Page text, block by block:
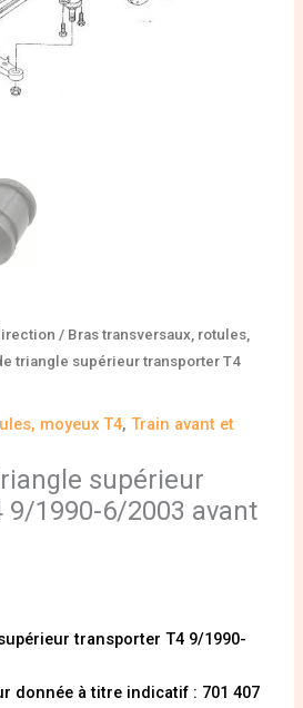
/ Bras transversaux, rotules,
triangle supérieur transporter T4
moyeux T4,Train avant et
supérieur
1990-6/2003 avant
transporter T4 9/1990-
donnée à titre indicatif : 701 407